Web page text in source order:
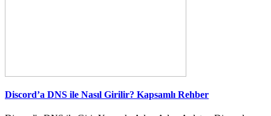
Discord’a DNS ile Nasıl Girilir? Kapsamlı Rehber